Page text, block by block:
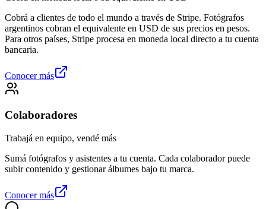
Cobrá a clientes de todo el mundo a través de Stripe. Fotógrafos
argentinos cobran el equivalente en USD de sus precios en pesos.
Para otros países, Stripe procesa en moneda local directo a tu cuenta
bancaria.
Conocer más
Colaboradores
Trabajá en equipo, vendé más
Sumá fotógrafos y asistentes a tu cuenta. Cada colaborador puede
subir contenido y gestionar álbumes bajo tu marca.
Conocer más